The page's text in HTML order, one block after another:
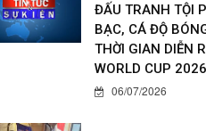
ĐẤU TRANH TỘI
BẠC, CÁ ĐỘ
THỜI GIAN DIỄN
WORLD CUP 2026
06/07/2026